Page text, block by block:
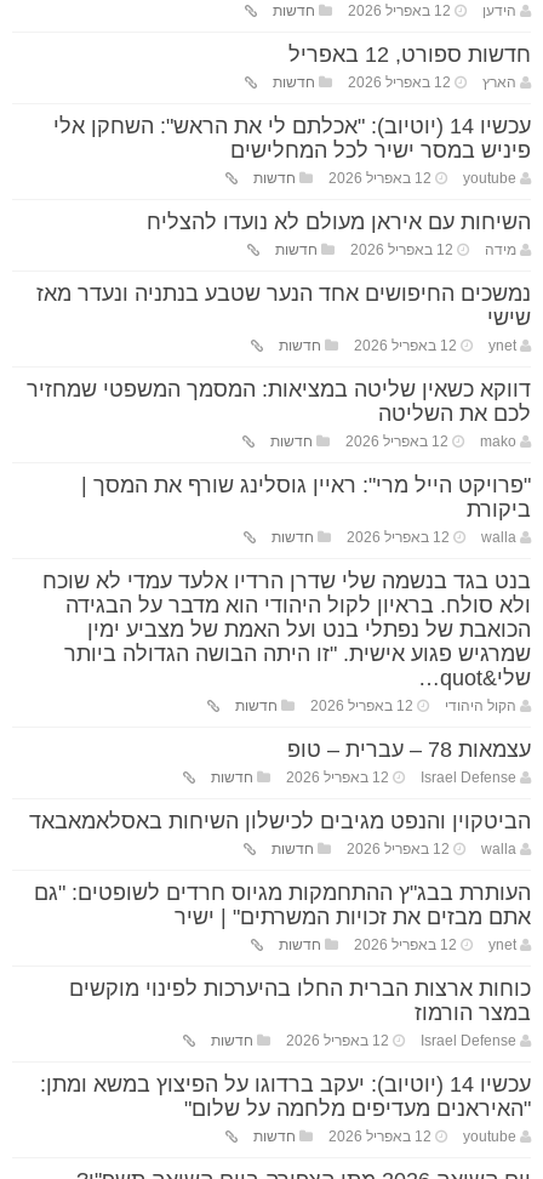
הידען 12 באפריל 2026 חדשות
חדשות ספורט, 12 באפריל
הארץ 12 באפריל 2026 חדשות
עכשיו 14 (יוטיוב): "אכלתם לי את הראש": השחקן אלי
פיניש במסר ישיר לכל המחלישים
youtube 12 באפריל 2026 חדשות
השיחות עם איראן מעולם לא נועדו להצליח
מידה 12 באפריל 2026 חדשות
נמשכים החיפושים אחד הנער שטבע בנתניה ונעדר מאז
שישי
ynet 12 באפריל 2026 חדשות
דווקא כשאין שליטה במציאות: המסמך המשפטי שמחזיר
לכם את השליטה
mako 12 באפריל 2026 חדשות
"פרויקט הייל מרי": ראיין גוסלינג שורף את המסך |
ביקורת
walla 12 באפריל 2026 חדשות
בנט בגד בנשמה שלי שדרן הרדיו אלעד עמדי לא שוכח
ולא סולח. בראיון לקול היהודי הוא מדבר על הבגידה
הכואבת של נפתלי בנט ועל האמת של מצביע ימין
שמרגיש פגוע אישית. "זו היתה הבושה הגדולה ביותר
שלי&quot…
הקול היהודי 12 באפריל 2026 חדשות
עצמאות 78 – עברית – טופ
Israel Defense 12 באפריל 2026 חדשות
הביטקוין והנפט מגיבים לכישלון השיחות באסלאמאבאד
walla 12 באפריל 2026 חדשות
העותרת בבג"ץ ההתחמקות מגיוס חרדים לשופטים: "גם
אתם מבזים את זכויות המשרתים" | ישיר
ynet 12 באפריל 2026 חדשות
כוחות ארצות הברית החלו בהיערכות לפינוי מוקשים
במצר הורמוז
Israel Defense 12 באפריל 2026 חדשות
עכשיו 14 (יוטיוב): יעקב ברדוגו על הפיצוץ במשא ומתן:
"האיראנים מעדיפים מלחמה על שלום"
youtube 12 באפריל 2026 חדשות